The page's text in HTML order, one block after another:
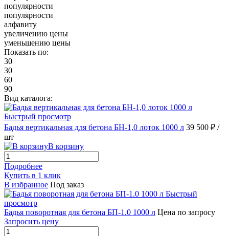
популярности
популярности
алфавиту
увеличению цены
уменьшению цены
Показать по:
30
30
60
90
Вид каталога:
Быстрый просмотр
Бадья вертикальная для бетона БН-1,0 лоток 1000 л 39 500 ₽ /
шт
В корзину
Подробнее
Купить в 1 клик
В избранное Под заказ
Быстрый
просмотр
Бадья поворотная для бетона БП-1.0 1000 л Цена по запросу
Запросить цену